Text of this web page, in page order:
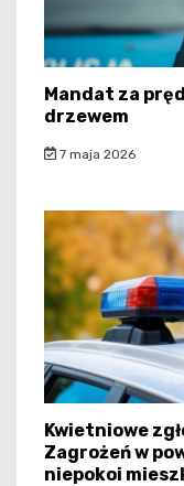
Mandat za
drzewem
7 maja 2026
Kwietniowe
Zagrożeń w
niepokoi